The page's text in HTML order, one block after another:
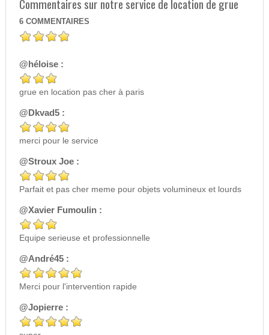
Commentaires sur notre service de location de grue
6 COMMENTAIRES
@héloise :
grue en location pas cher à paris
@Dkvad5 :
merci pour le service
@Stroux Joe :
Parfait et pas cher meme pour objets volumineux et lourds
@Xavier Fumoulin :
Equipe serieuse et professionnelle
@André45 :
Merci pour l'intervention rapide
@Jopierre :